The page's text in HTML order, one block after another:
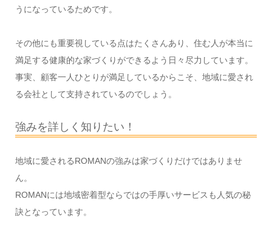
うになっているためです。
その他にも重要視している点はたくさんあり、住む人が本当に
満足する健康的な家づくりができるよう日々尽力しています。
事実、顧客一人ひとりが満足しているからこそ、地域に愛され
る会社として支持されているのでしょう。
強みを詳しく知りたい！
地域に愛されるROMANの強みは家づくりだけではありませ
ん。
ROMANには地域密着型ならではの手厚いサービスも人気の秘
訣となっています。